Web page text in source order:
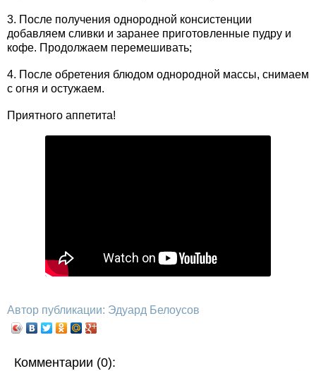
3. После получения однородной консистенции
добавляем сливки и заранее приготовленные пудру и
кофе. Продолжаем перемешивать;
4. После обретения блюдом однородной массы, снимаем
с огня и остужаем.
Приятного аппетита!
Автор публикации: Эдуард Белоусов
Комментарии (0):